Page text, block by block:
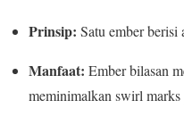
Prinsip: Satu ember berisi
Manfaat: Ember bilasan
meminimalkan swirl marks